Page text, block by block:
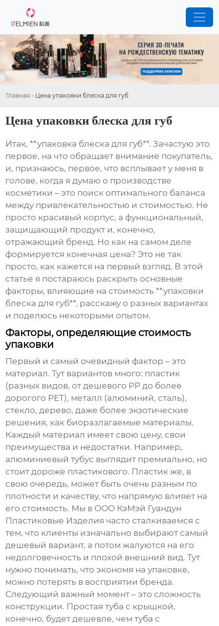
Главная - Цена упаковки блеска для губ
Цена упаковки блеска для губ
Итак, **упаковка блеска для губ**. Зачастую это
первое, на что обращает внимание покупатель,
и, признаюсь, первое, что всплывает у меня в
голове, когда я думаю о производстве
косметики – это поиск оптимального баланса
между привлекательностью и стоимостью. Не
просто красивый корпус, а функциональный,
защищающий продукт и, конечно,
отражающий бренд. Но как на самом деле
формируется конечная цена? Это не так
просто, как кажется на первый взгляд. В этой
статье я постараюсь раскрыть основные
факторы, влияющие на стоимость **упаковки
блеска для губ**, расскажу о разных вариантах
и поделюсь некоторыми опытом.
Факторы, определяющие стоимость
упаковки
Первый и самый очевидный фактор – это
материал. Тут вариантов много: пластик
(разных видов, от дешевого PP до более
дорогого PET), металл (алюминий, сталь),
стекло, дерево, даже более экзотические
решения, как биоразлагаемые материалы.
Каждый материал имеет свою цену, свои
преимущества и недостатки. Например,
алюминиевый тубус выглядит премиально, но
стоит дороже пластикового. Пластик же, в
свою очередь, может быть очень разным по
плотности и качеству, что напрямую влияет на
его стоимость. Мы в ООО КэМэй Гуандун
Пластиковые Изделия часто сталкиваемся с
тем, что клиенты изначально выбирают самый
дешевый вариант, а потом жалуются на его
недолговечность и плохой внешний вид. Тут
нужно понимать, что экономя на упаковке,
можно потерять в восприятии бренда.
Следующий важный момент – это сложность
конструкции. Простая туба с крышкой,
конечно, будет дешевле, чем туба с